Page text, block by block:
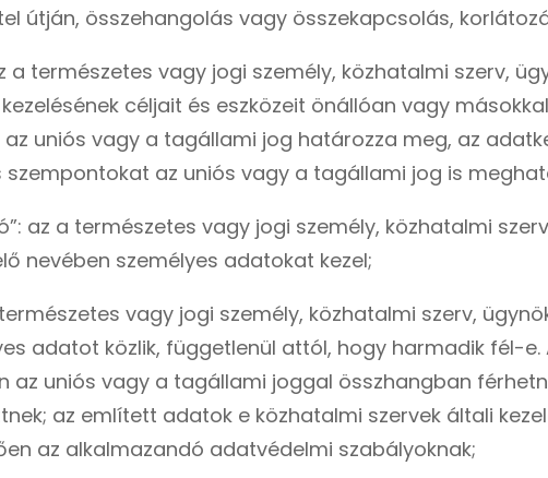
útján, összehangolás vagy összekapcsolás,
a természetes vagy jogi személy, közhatalmi szerv,
céljait és eszközeit önállóan vagy
az uniós vagy a tagállami jog határozza meg, az
szempontokat az uniós vagy a tagállami jog is
az a természetes vagy jogi személy, közhatalmi
nevében személyes adatokat kezel;
vagy jogi személy, közhatalmi szerv,
adatot közlik, függetlenül attól, hogy harmadik fél-
az uniós vagy a tagállami joggal összhangban
az említett adatok e közhatalmi szervek általi
az alkalmazandó adatvédelmi szabályoknak;